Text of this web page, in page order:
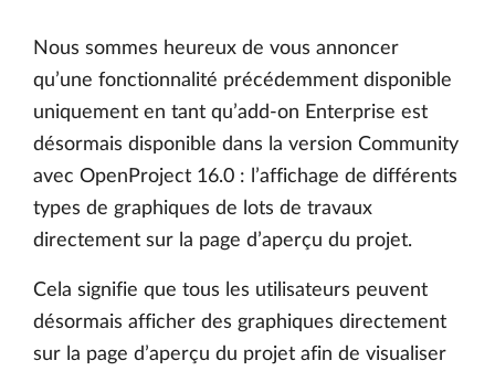
Nous sommes heureux de vous annoncer
qu’une fonctionnalité précédemment disponible
uniquement en tant qu’add-on Enterprise est
désormais disponible dans la version Community
avec OpenProject 16.0 : l’affichage de différents
types de graphiques de lots de travaux
directement sur la page d’aperçu du projet.
Cela signifie que tous les utilisateurs peuvent
désormais afficher des graphiques directement
sur la page d’aperçu du projet afin de visualiser